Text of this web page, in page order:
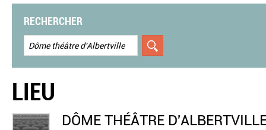
RECHERCHER
LIEU
DÔME THÉÂTRE